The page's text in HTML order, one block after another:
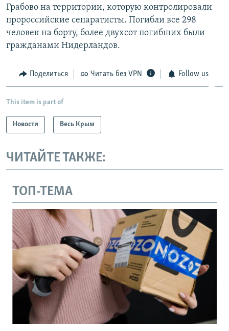
Грабово на территории, которую контролировали
пророссийские сепаратисты. Погибли все 298
человек на борту, более двухсот погибших были
гражданами Нидерландов.
Поделиться Читать без VPN Follow us
This item is part of
Новости Весь Крым
ЧИТАЙТЕ ТАКЖЕ:
ТОП-ТЕМА